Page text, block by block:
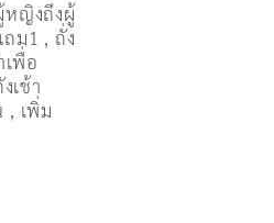
หญิงถึงผู้
ม1 , ถั่ง
เพื่อ
เช้า
, เพิ่ม